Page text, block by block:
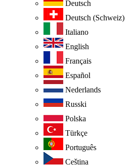
Deutsch
Deutsch (Schweiz)
Italiano
English
Français
Español
Nederlands
Russki
Polska
Türkçe
Português
Ceština